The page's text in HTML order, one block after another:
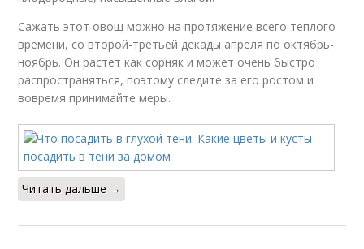
Сажать этот овощ можно на протяжение всего теплого
времени, со второй-третьей декады апреля по октябрь-
ноябрь. Он растет как сорняк и может очень быстро
распространяться, поэтому следите за его ростом и
вовремя принимайте меры.
Читать дальше →